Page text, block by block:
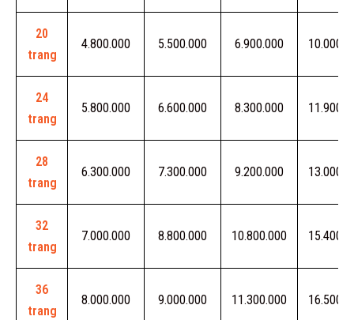
20
trang
4.800.000 5.500.000 6.900.000
24
trang
5.800.000 6.600.000 8.300.000
28
trang
6.300.000 7.300.000 9.200.000
32
trang
7.000.000 8.800.000 10.800.000
36
trang
8.000.000 9.000.000 11.300.000